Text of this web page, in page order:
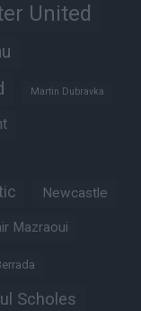
United
Martin Dubravka
Newcastle
Mazraoui
Scholes